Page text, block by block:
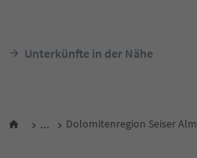
Unterkünfte in der Nähe
... Dolomitenregion Seiser Alm